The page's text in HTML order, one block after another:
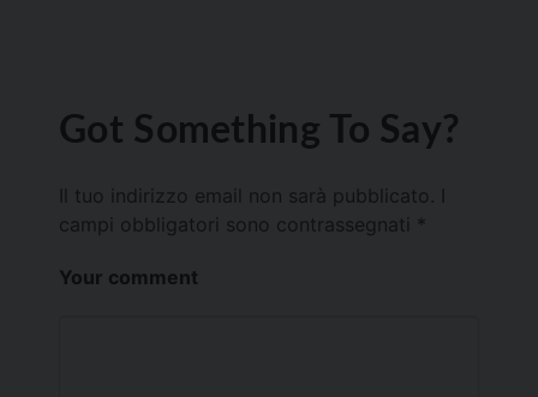
Got Something To Say?
Il tuo indirizzo email non sarà pubblicato.
campi obbligatori sono contrassegnati *
Your comment